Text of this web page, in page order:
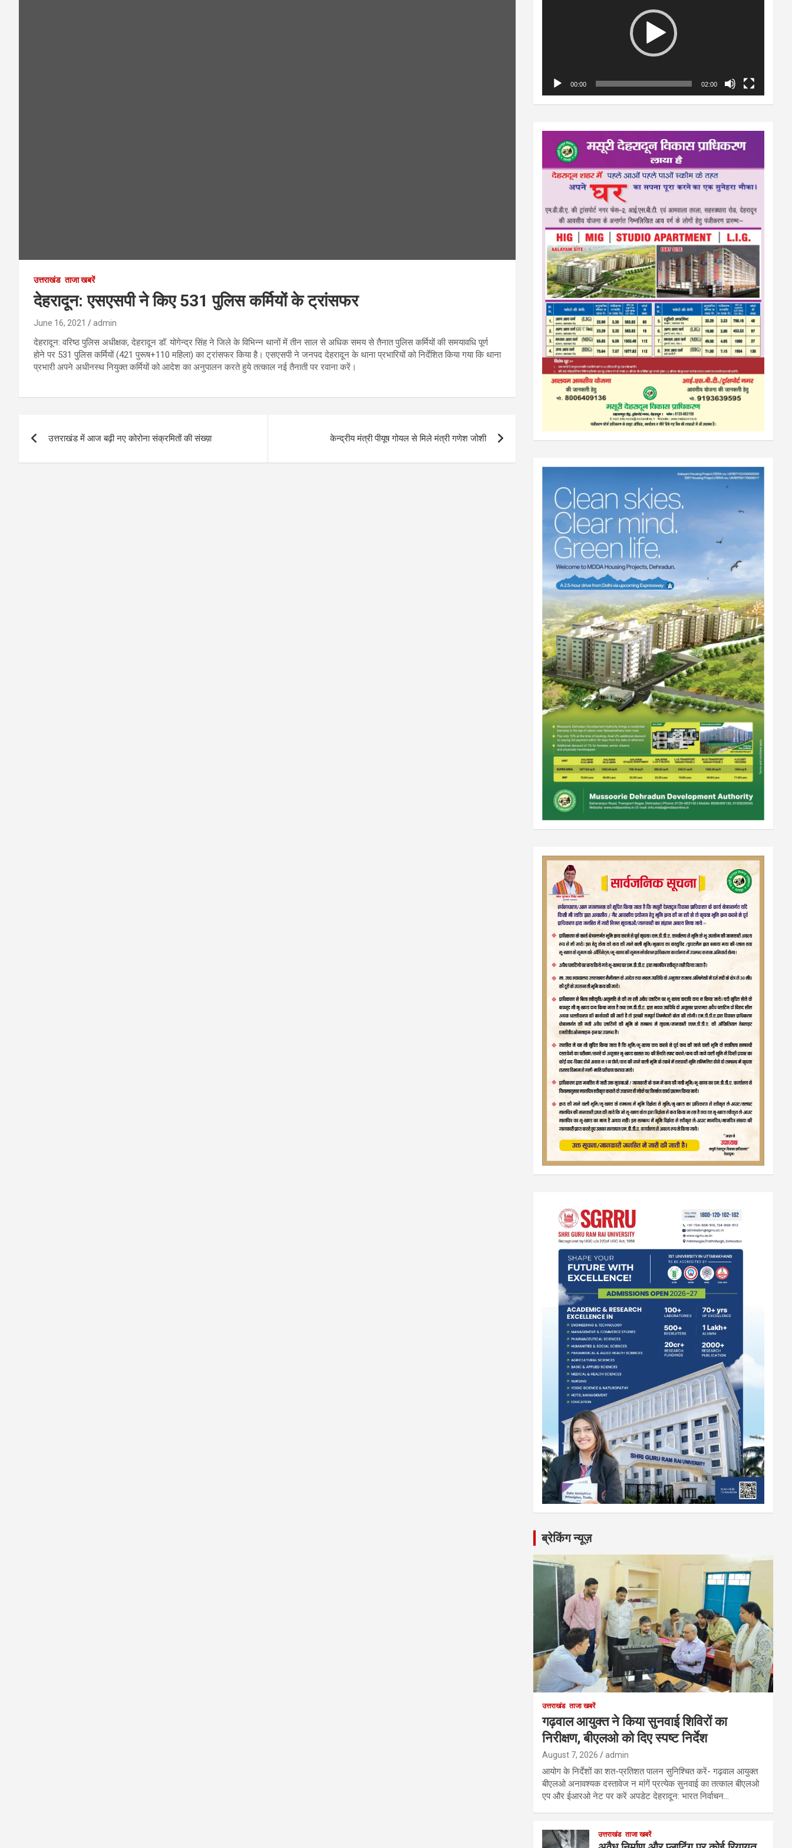
उत्तराखंड ताजा खबरें
देहरादून: एसएसपी ने किए 531 पुलिस कर्मियों के ट्रांसफर
June 16, 2021 admin
देहरादून: वरिष्ठ पुलिस अधीक्षक, देहरादून डॉ. योगेन्द्र सिंह ने जिले के विभिन्न थानों में तीन साल से अधिक समय से तैनात पुलिस कर्मियों की समयावधि पूर्ण
होने पर 531 पुलिस कर्मियों (421 पुरूष+110 महिला) का ट्रांसफर किया है। एसएसपी ने जनपद देहरादून के थाना प्रभारियों को निर्देशित किया गया कि थाना
प्रभारी अपने अधीनस्थ नियुक्त कर्मियों को आदेश का अनुपालन करते हुये तत्काल नई तैनाती पर रवाना करें।
उत्तराखंड में आज बढ़ी नए कोरोना संक्रमितों की संख्य़ा केन्द्रीय मंत्री पीयूष गोयल से मिले मंत्री गणेश जोशी
00:00 02:00
ब्रेकिंग न्यूज़
उत्तराखंड ताजा खबरें
गढ़वाल आयुक्त ने किया सुनवाई शिविरों का
निरीक्षण, बीएलओ को दिए स्पष्ट निर्देश
August 7, 2026 admin
आयोग के निर्देशों का शत-प्रतिशत पालन सुनिश्चित करें- गढ़वाल आयुक्त
बीएलओ अनावश्यक दस्तावेज न मांगें प्रत्येक सुनवाई का तत्काल बीएलओ
एप और ईआरओ नेट पर करें अपडेट देहरादून: भारत निर्वाचन…
उत्तराखंड ताजा खबरें